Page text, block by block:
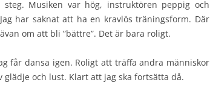
Musiken var hög, instruktören peppig och
har saknat att ha en kravlös träningsform. Där
om att bli ”bättre”. Det är bara roligt.
får dansa igen. Roligt att träffa andra människor
och lust. Klart att jag ska fortsätta då.